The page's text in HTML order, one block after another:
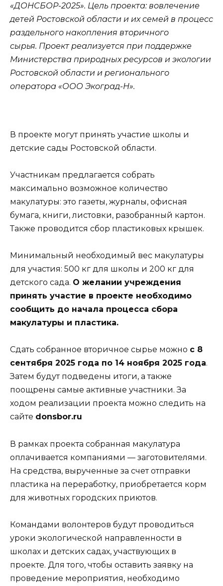
«ДОНСБОР-2025». Цель проекта: вовлечение
детей Ростовской области и их семей в процесс
раздельного накопления вторичного
сырья. Проект реализуется при поддержке
Министерства природных ресурсов и экологии
Ростовской области и регионального
оператора «ООО Экоград-Н».
В проекте могут принять участие школы и
детские сады Ростовской области.
Участникам предлагается собрать
максимально возможное количество
макулатуры: это газеты, журналы, офисная
бумага, книги, листовки, разобранный картон.
Также проводится сбор пластиковых крышек.
Минимальный необходимый вес макулатуры
для участия: 500 кг для школы и 200 кг для
детского сада. О желании учреждения
принять участие в проекте необходимо
сообщить до начала процесса сбора
макулатуры и пластика.
Сдать собранное вторичное сырье можно с 8
сентября 2025 года по 14 ноября 2025 года.
Затем будут подведены итоги, а также
поощрены самые активные участники. За
ходом реализации проекта можно следить на
сайте donsbor.ru
В рамках проекта собранная макулатура
оплачивается компаниями — заготовителями.
На средства, вырученные за счет отправки
пластика на переработку, приобретается корм
для животных городских приютов.
Командами волонтеров будут проводиться
уроки экологической направленности в
школах и детских садах, участвующих в
проекте. Для того, чтобы оставить заявку на
проведение мероприятия, необходимо